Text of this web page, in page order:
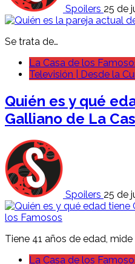
Spoilers 25 de
Se trata de…
La Casa de los
Televisión | Desde la
Quién es y qué
Galliano de La
Spoilers 25 de
Tiene 41 años de edad, mide
La Casa de los